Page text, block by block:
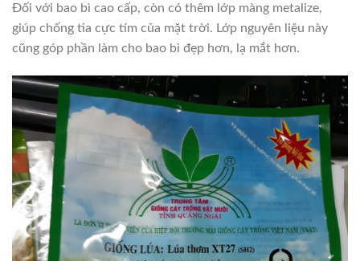
Đối với bao bì cao cấp, còn có thêm lớp màng metalize,
giúp chống tia cực tím của mặt trời. Lớp nguyên liệu này
cũng góp phần làm cho bao bì đẹp hơn, lạ mắt hơn.